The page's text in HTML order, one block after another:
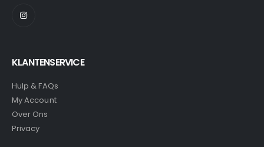
KLANTENSERVICE
Hulp & FAQs
My Account
Over Ons
Privacy